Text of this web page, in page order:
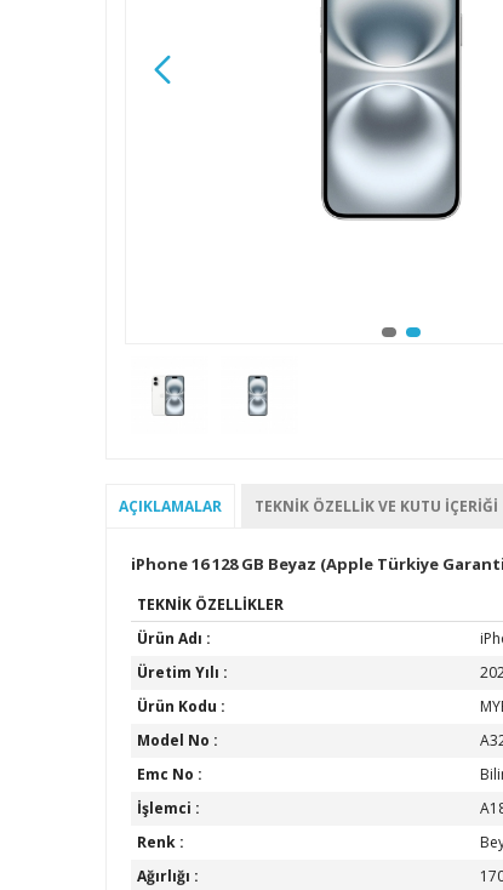
AÇIKLAMALAR TEKNIK ÖZELLIK VE KUTU İÇERIĞI
iPhone 16 128 GB Beyaz (Apple Türkiye
TEKNIK ÖZELLIKLER
Ürün Adı :
Üretim Yılı :
Ürün Kodu :
Model No :
Emc No :
İşlemci :
Renk :
Ağırlığı :